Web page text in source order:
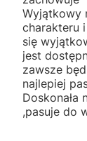
Wyjątkowy
charakteru
się
jest
zawsze
najlepiej
Doskonała
,pasuje do